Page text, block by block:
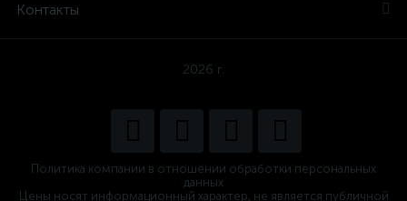
Контакты
2026 г.
Политика компании в отношении обработки персональных
данных
Цены носят информационный характер, не является публичной